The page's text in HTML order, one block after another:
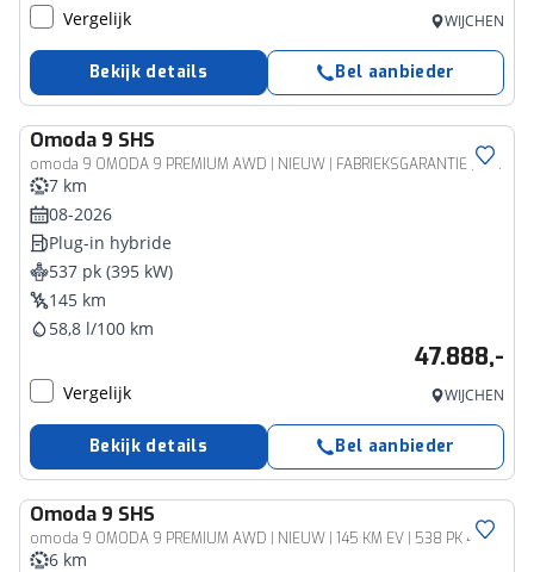
Vergelijk WIJCHEN
Bekijk details Bel aanbieder
Omoda 9 SHS
omoda 9 OMODA 9 PREMIUM AWD | NIEUW | FABRIEKSGARANTIE | 145 KM EV 4WD 4X4
7 km
08-2026
Plug-in hybride
537 pk (395 kW)
145 km
58,8 l/100 km
47.888,-
Vergelijk WIJCHEN
Bekijk details Bel aanbieder
Omoda 9 SHS
omoda 9 OMODA 9 PREMIUM AWD | NIEUW | 145 KM EV | 538 PK 4WD 4X4
6 km